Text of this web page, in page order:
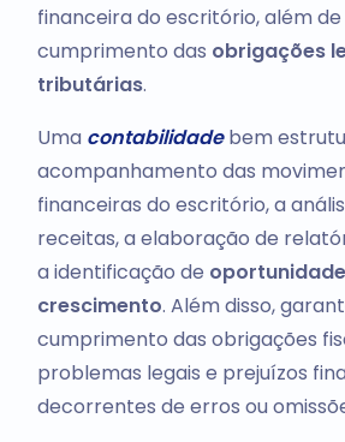
financeira do escritório, além
cumprimento das obrigações
tributárias.
Uma contabilidadebem
acompanhamento das
financeiras do escritório, a
receitas, a elaboração de
a identificação de
crescimento. Além disso,
cumprimento das obrigações
problemas legais e prejuízos
decorrentes de erros ou